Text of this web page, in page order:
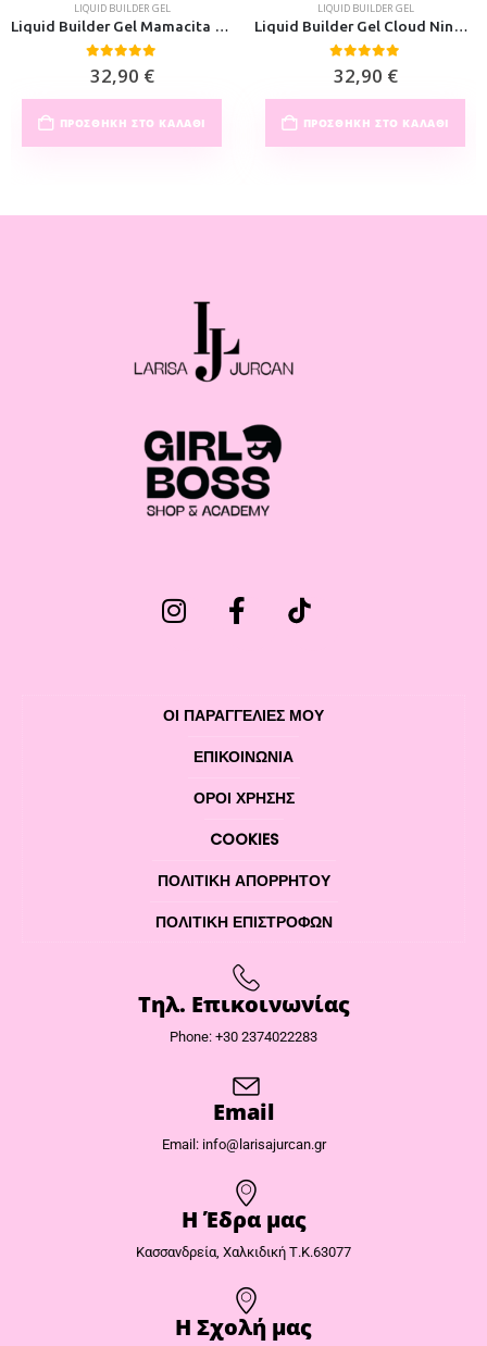
LIQUID BUILDER GEL
Liquid Builder Gel Mamacita 30ml
0out of 5
32,90 €
ΠΡΟΣΘΉΚΗ ΣΤΟ ΚΑΛΆΘΙ
LIQUID BUILDER GEL
Liquid Builder Gel Cloud Nine 30ml
0out of 5
32,90 €
ΠΡΟΣΘΉΚΗ ΣΤΟ ΚΑΛΆΘΙ
ΟΙ ΠΑΡΑΓΓΕΛΙΕΣ ΜΟΥ
ΕΠΙΚΟΙΝΩΝΊΑ
ΌΡΟΙ ΧΡΉΣΗΣ
COOKIES
ΠΟΛΙΤΙΚΉ ΑΠΟΡΡΉΤΟΥ
ΠΟΛΙΤΙΚΉ ΕΠΙΣΤΡΟΦΏΝ
Τηλ. Επικοινωνίας
Phone: +30 2374022283
Email
Email: info@larisajurcan.gr
Η Έδρα μας​
Κασσανδρεία, Χαλκιδική Τ.Κ.63077
Η Σχολή μας